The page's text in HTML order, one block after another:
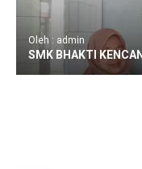
Oleh : admin
SMK BHAKTI